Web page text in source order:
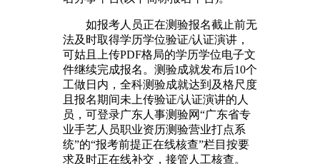
如报考人员正在测验报名截止前无
法及时取得学历学位验证/认证演讲，
可姑且上传PDF格局的学历学位电子文
件继续完成报名。测验成就发布后10个
工做日内，全科测验成就达到及格尺度
且报名期间未上传验证/认证演讲的人
员，可登录广东人事测验网“广东省专
业手艺人员职业资历测验营业打点系
统”的“报考前提正在线核查”栏目按要
求及时正在线补交，接管人工核查。